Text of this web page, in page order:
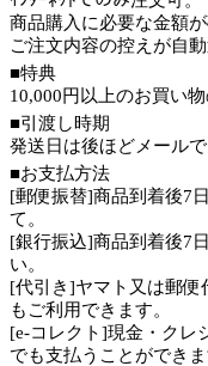
商品購入に必要な金額が
ご注文内容の控えが自動
■特典
10,000円以上のお買い
■引渡し時期
発送日は後ほどメールで
■お支払方法
[郵便振替]商品到着後7
て。
[銀行振込]商品到着後7
い。
[代引き]ヤマト又は郵便
もご利用できます。
[e-コレクト]現金・クレ
でも支払うことができま